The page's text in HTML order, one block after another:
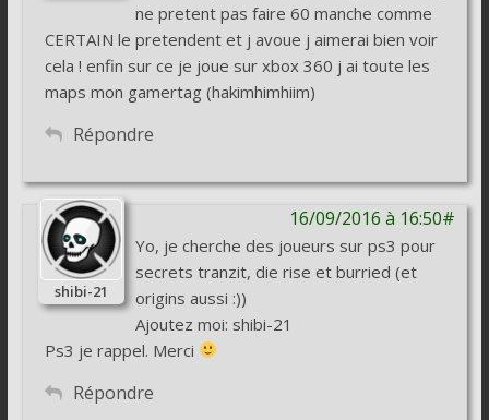
ne pretent pas faire 60 manche comme
CERTAIN le pretendent et j avoue j aimerai bien voir
cela ! enfin sur ce je joue sur xbox 360 j ai toute les
maps mon gamertag (hakimhimhiim)
Répondre
16/09/2016 à 16:50#
shibi-21
Yo, je cherche des joueurs sur ps3 pour
secrets tranzit, die rise et burried (et
origins aussi :))
Ajoutez moi: shibi-21
Ps3 je rappel. Merci
Répondre